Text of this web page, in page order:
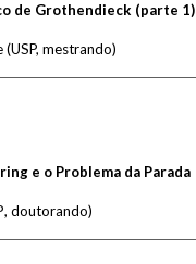
de Grothendieck (parte 1)
(USP, mestrando)
e o Problema da Parada
,doutorando)